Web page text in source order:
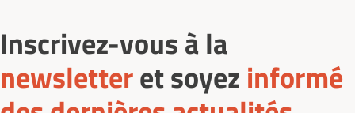
Inscrivez-vous à la
newsletteret soyez informé